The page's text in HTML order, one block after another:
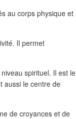
au corps physique et
Il permet
spirituel. Il est le
aussi le centre de
de croyances et de